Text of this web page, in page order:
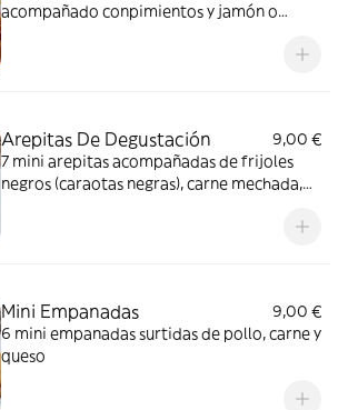
acompañado conpimientos y jamón o
Arepitas De Degustación
9,00 €
7 mini arepitas acompañadas de frijoles
negros (caraotas negras), carne mechada,
Mini Empanadas
9,00 €
6 mini empanadas surtidas de pollo, carne y
queso